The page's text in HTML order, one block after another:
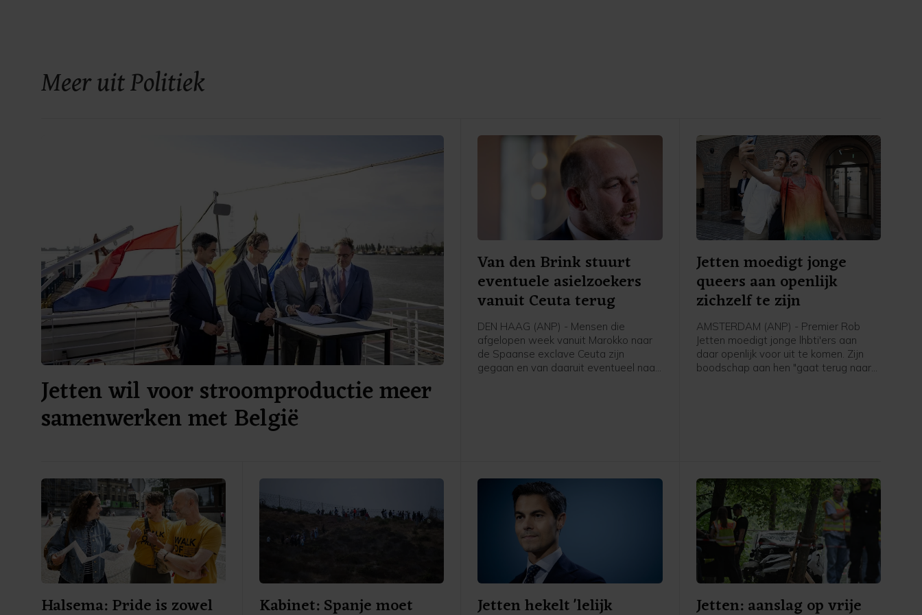
Meer uit Politiek
Jetten wil voor stroomproductie meer
samenwerken met België
Van den Brink stuurt
eventuele asielzoekers
vanuit Ceuta terug
DEN HAAG (ANP) - Mensen die
afgelopen week vanuit Marokko naar
de Spaanse exclave Ceuta zijn
gegaan en van daaruit eventueel naar
ander land.
Jetten moedigt jonge
queers aan openlijk
zichzelf te zijn
AMSTERDAM (ANP) - Premier Rob
Jetten moedigt jonge lhbti'ers aan
daar openlijk voor uit te komen. Zijn
boodschap aan hen "gaat terug naar
Nederland", zei hij tegen een ANP-
verslaggever.
Halsema: Pride is zowel Kabinet: Spanje moet Jetten hekelt 'lelijk Jetten: aanslag op vrije